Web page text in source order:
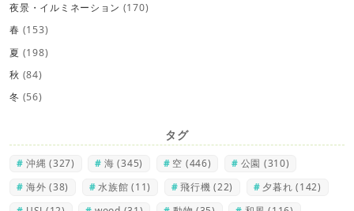
夜景・イルミネーション (170)
春 (153)
夏 (198)
秋 (84)
冬 (56)
タグ
沖縄 (327) 海 (345) 空 (446) 公園 (310)
海外 (38) 水族館 (11) 飛行機 (22) 夕暮れ (142)